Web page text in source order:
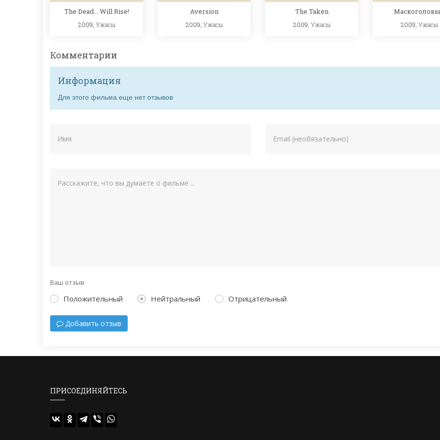
The Dead... Will Rise!
2009, Ужасы
Aversion
2009, Ужасы
The Taken
2009, Ужасы 2009, Ужасы
Комментарии
Информация
Для этого фильма еще нет отзывов
Ваш отзыв
Положительный Нейтральный Отрицательный
Добавить отзыв
ПРИСОЕДИНЯЙТЕСЬ